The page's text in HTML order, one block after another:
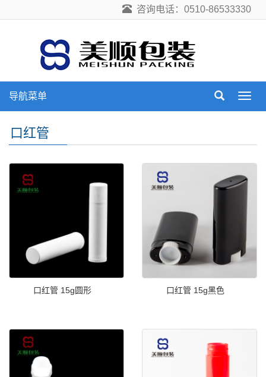
咨询电话：0510-86533330
导
导航菜单
口红管
口红管 15g圆形 口红管 15g黑色